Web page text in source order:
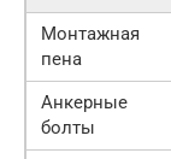
Монтажная
пена
Анкерные
болты